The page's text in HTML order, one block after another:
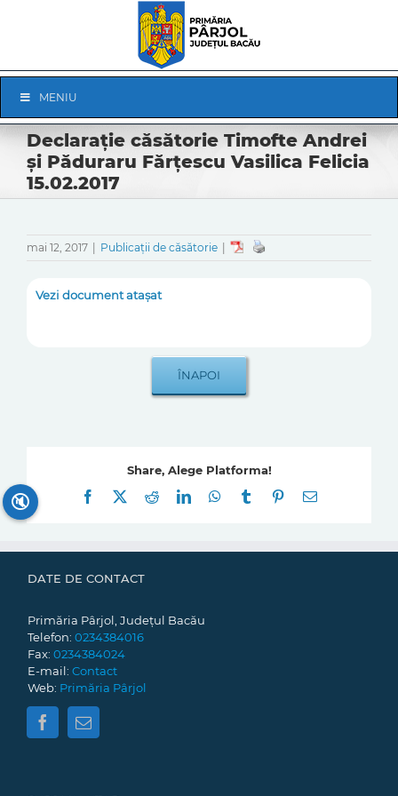
Navigation
MENIU
Declarație căsătorie Timofte Andrei
și Păduraru Fărțescu Vasilica Felicia
15.02.2017
mai 12, 2017 Publicații de căsătorie
Vezi document atașat
Share, Alege Platforma!
Facebook
RedditLinkedInWhatsApp
Tumblr Pinterest
E-
DATE DE CONTACT
Primăria Pârjol, Județul Bacău
Telefon: 0234384016
Fax: 0234384024
E-mail: Contact
Web: Primăria Pârjol
🔇